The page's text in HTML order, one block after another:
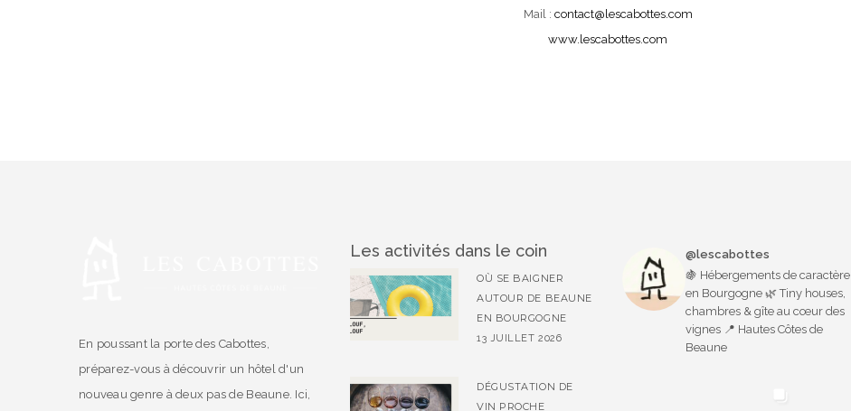
Mail : contact@lescabottes.com
www.lescabottes.com
En poussant la porte des Cabottes,
préparez-vous à découvrir un hôtel d'un
nouveau genre à deux pas de Beaune. Ici,
Les activités dans le coin
OÙ SE BAIGNER
AUTOUR DE BEAUNE
EN BOURGOGNE
13 JUILLET 2026
DÉGUSTATION DE
VIN PROCHE
@lescabottes
🍇 Hébergements de caractère
en Bourgogne 🌿 Tiny houses,
chambres & gîte au cœur des
vignes 📍 Hautes Côtes de
Beaune